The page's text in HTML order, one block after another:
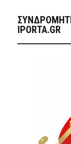
IPORTA.GR